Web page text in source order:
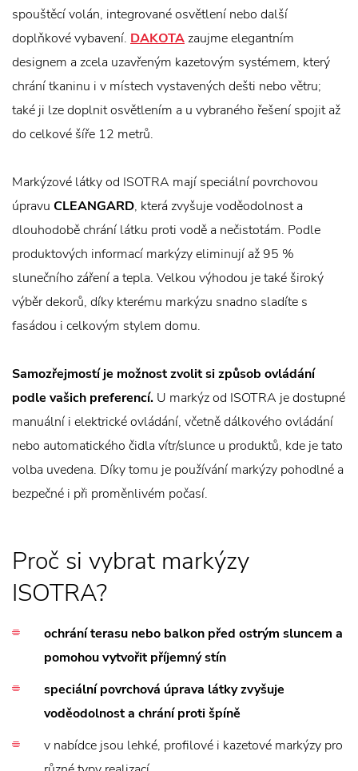
spouštěcí volán, integrované osvětlení nebo další
doplňkové vybavení. DAKOTA zaujme elegantním
designem a zcela uzavřeným kazetovým systémem, který
chrání tkaninu i v místech vystavených dešti nebo větru;
také ji lze doplnit osvětlením a u vybraného řešení spojit až
do celkové šíře 12 metrů.
Markýzové látky od ISOTRA mají speciální povrchovou
úpravu CLEANGARD, která zvyšuje voděodolnost a
dlouhodobě chrání látku proti vodě a nečistotám. Podle
produktových informací markýzy eliminují až 95 %
slunečního záření a tepla. Velkou výhodou je také široký
výběr dekorů, díky kterému markýzu snadno sladíte s
fasádou i celkovým stylem domu.
Samozřejmostí je možnost zvolit si způsob ovládání
podle vašich preferencí. U markýz od ISOTRA je dostupné
manuální i elektrické ovládání, včetně dálkového ovládání
nebo automatického čidla vítr/slunce u produktů, kde je tato
volba uvedena. Díky tomu je používání markýzy pohodlné a
bezpečné i při proměnlivém počasí.
Proč si vybrat markýzy
ISOTRA?
ochrání terasu nebo balkon před ostrým sluncem a
pomohou vytvořit příjemný stín
speciální povrchová úprava látky zvyšuje
voděodolnost a chrání proti špíně
v nabídce jsou lehké, profilové i kazetové markýzy pro